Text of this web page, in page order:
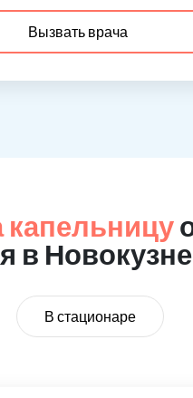
Вызвать врача
в
В стационаре